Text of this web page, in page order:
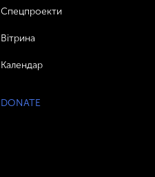
Спецпроекти
Вітрина
Календар
DONATE